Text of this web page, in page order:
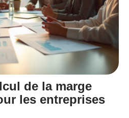
de la marge
les entreprises